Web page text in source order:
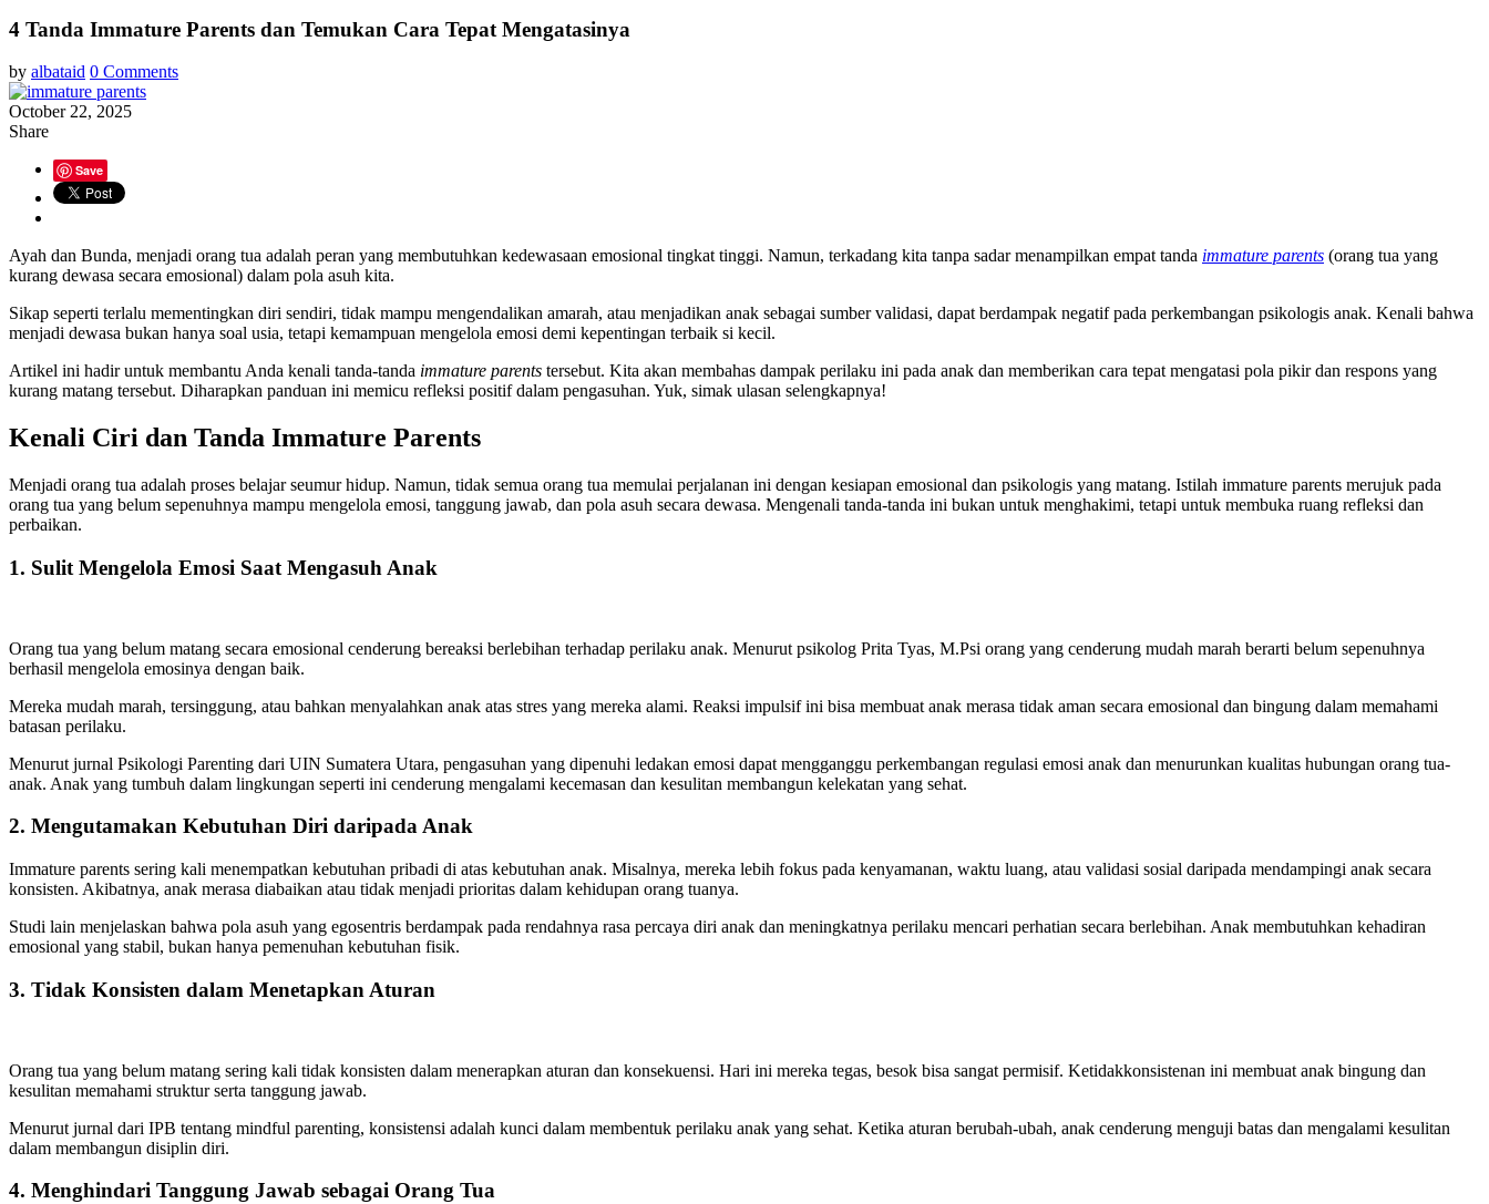
4 Tanda Immature Parents dan Temukan Cara Tepat Mengatasinya
by albataid 0 Comments
October 22, 2025
Share
Save
Ayah dan Bunda, menjadi orang tua adalah peran yang membutuhkan kedewasaan emosional tingkat tinggi. Namun, terkadang kita tanpa sadar menampilkan empat tanda immature parents (orang tua yang
kurang dewasa secara emosional) dalam pola asuh kita.
Sikap seperti terlalu mementingkan diri sendiri, tidak mampu mengendalikan amarah, atau menjadikan anak sebagai sumber validasi, dapat berdampak negatif pada perkembangan psikologis anak. Kenali bahwa
menjadi dewasa bukan hanya soal usia, tetapi kemampuan mengelola emosi demi kepentingan terbaik si kecil.
Artikel ini hadir untuk membantu Anda kenali tanda-tanda immature parents tersebut. Kita akan membahas dampak perilaku ini pada anak dan memberikan cara tepat mengatasi pola pikir dan respons yang
kurang matang tersebut. Diharapkan panduan ini memicu refleksi positif dalam pengasuhan. Yuk, simak ulasan selengkapnya!
Kenali Ciri dan Tanda Immature Parents
Menjadi orang tua adalah proses belajar seumur hidup. Namun, tidak semua orang tua memulai perjalanan ini dengan kesiapan emosional dan psikologis yang matang. Istilah immature parents merujuk pada
orang tua yang belum sepenuhnya mampu mengelola emosi, tanggung jawab, dan pola asuh secara dewasa. Mengenali tanda-tanda ini bukan untuk menghakimi, tetapi untuk membuka ruang refleksi dan
perbaikan.
1. Sulit Mengelola Emosi Saat Mengasuh Anak
Orang tua yang belum matang secara emosional cenderung bereaksi berlebihan terhadap perilaku anak. Menurut psikolog Prita Tyas, M.Psi orang yang cenderung mudah marah berarti belum sepenuhnya
berhasil mengelola emosinya dengan baik.
Mereka mudah marah, tersinggung, atau bahkan menyalahkan anak atas stres yang mereka alami. Reaksi impulsif ini bisa membuat anak merasa tidak aman secara emosional dan bingung dalam memahami
batasan perilaku.
Menurut jurnal Psikologi Parenting dari UIN Sumatera Utara, pengasuhan yang dipenuhi ledakan emosi dapat mengganggu perkembangan regulasi emosi anak dan menurunkan kualitas hubungan orang tua-
anak. Anak yang tumbuh dalam lingkungan seperti ini cenderung mengalami kecemasan dan kesulitan membangun kelekatan yang sehat.
2. Mengutamakan Kebutuhan Diri daripada Anak
Immature parents sering kali menempatkan kebutuhan pribadi di atas kebutuhan anak. Misalnya, mereka lebih fokus pada kenyamanan, waktu luang, atau validasi sosial daripada mendampingi anak secara
konsisten. Akibatnya, anak merasa diabaikan atau tidak menjadi prioritas dalam kehidupan orang tuanya.
Studi lain menjelaskan bahwa pola asuh yang egosentris berdampak pada rendahnya rasa percaya diri anak dan meningkatnya perilaku mencari perhatian secara berlebihan. Anak membutuhkan kehadiran
emosional yang stabil, bukan hanya pemenuhan kebutuhan fisik.
3. Tidak Konsisten dalam Menetapkan Aturan
Orang tua yang belum matang sering kali tidak konsisten dalam menerapkan aturan dan konsekuensi. Hari ini mereka tegas, besok bisa sangat permisif. Ketidakkonsistenan ini membuat anak bingung dan
kesulitan memahami struktur serta tanggung jawab.
Menurut jurnal dari IPB tentang mindful parenting, konsistensi adalah kunci dalam membentuk perilaku anak yang sehat. Ketika aturan berubah-ubah, anak cenderung menguji batas dan mengalami kesulitan
dalam membangun disiplin diri.
4. Menghindari Tanggung Jawab sebagai Orang Tua